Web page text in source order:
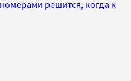
решится, когда к